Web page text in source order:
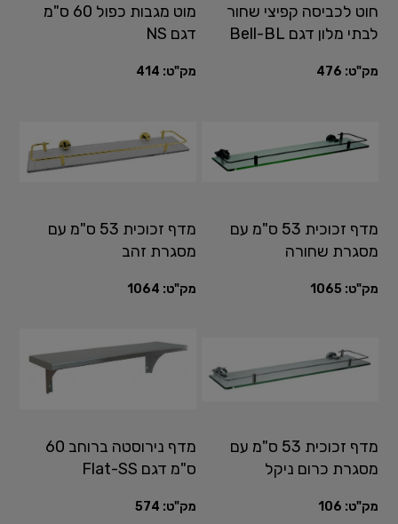
חוט לכביסה קפיצי שחור
לבתי מלון דגם Bell-BL
מק"ט: 476
מוט מגבות כפול 60 ס"מ
דגם NS
מק"ט: 414
מדף זכוכית 53 ס"מ עם
מסגרת שחורה
מק"ט: 1065
מדף זכוכית 53 ס"מ עם
מסגרת זהב
מק"ט: 1064
מדף זכוכית 53 ס"מ עם
מסגרת כרום ניקל
מק"ט: 106
מדף נירוסטה ברוחב 60
ס"מ דגם Flat-SS
מק"ט: 574